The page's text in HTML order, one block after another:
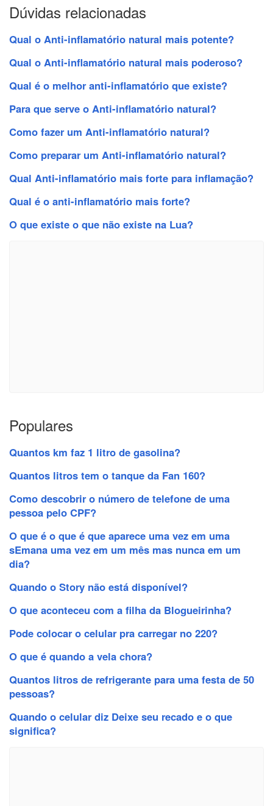
Dúvidas relacionadas
Qual o Anti-inflamatório natural mais potente?
Qual o Anti-inflamatório natural mais poderoso?
Qual é o melhor anti-inflamatório que existe?
Para que serve o Anti-inflamatório natural?
Como fazer um Anti-inflamatório natural?
Como preparar um Anti-inflamatório natural?
Qual Anti-inflamatório mais forte para inflamação?
Qual é o anti-inflamatório mais forte?
O que existe o que não existe na Lua?
Populares
Quantos km faz 1 litro de gasolina?
Quantos litros tem o tanque da Fan 160?
Como descobrir o número de telefone de uma
pessoa pelo CPF?
O que é o que é que aparece uma vez em uma
sEmana uma vez em um mês mas nunca em um
dia?
Quando o Story não está disponível?
O que aconteceu com a filha da Blogueirinha?
Pode colocar o celular pra carregar no 220?
O que é quando a vela chora?
Quantos litros de refrigerante para uma festa de 50
pessoas?
Quando o celular diz Deixe seu recado e o que
significa?